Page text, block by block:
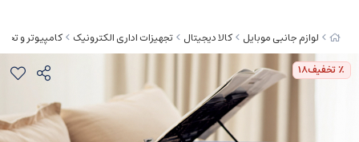
لوازم جانبی موبایل کالا دیجیتال تجهیزات اداری الکترونیک
کامپیوتر و
٪ تخفیف18